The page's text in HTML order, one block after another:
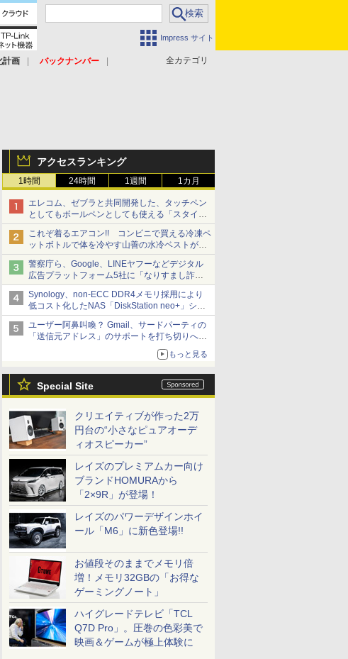
Impress サイト
全カテゴリ
計画
バックナンバー
アクセスランキング
1時間 24時間 1週間 1カ月
エレコム、ゼブラと共同開発した、タッチペン
としてもボールペンとしても使える「スタイラ
スツーウェイ」発売 iPadにも紙にも、持ち替
えずに書き込める
これぞ着るエアコン!! コンビニで買える冷凍ペ
ットボトルで体を冷やす山善の水冷ベストがロ
ードバイクにちょうどいい【ぼっち・ざ・ろー
ど！その14】【空いた時間でなにしてる？】
警察庁ら、Google、LINEヤフーなどデジタル
広告プラットフォーム5社に「なりすまし詐欺
広告」対策強化を要請 著名人の写真や映像を
使った投資詐欺などへの対策として
Synology、non-ECC DDR4メモリ採用により
低コスト化したNAS「DiskStation neo+」シリ
ーズ 予算を抑えて導入でき、ECCメモリへの
アップグレードも可能
ユーザー阿鼻叫喚？ Gmail、サードパーティの
「送信元アドレス」のサポートを打ち切りへ
もっと見る
Special Site
クリエイティブが作った2万
円台の“小さなピュアオーデ
ィオスピーカー”
レイズのプレミアムカー向け
ブランドHOMURAから
「2×9R」が登場！
レイズのパワーデザインホイ
ール「M6」に新色登場!!
お値段そのままでメモリ倍
増！メモリ32GBの「お得な
ゲーミングノート」
ハイグレードテレビ「TCL
Q7D Pro」。圧巻の色彩美で
映画＆ゲームが極上体験に